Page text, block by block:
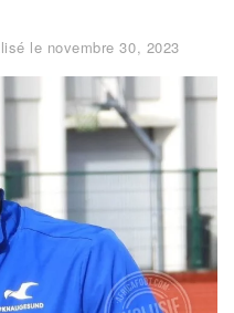
le novembre 30, 2023